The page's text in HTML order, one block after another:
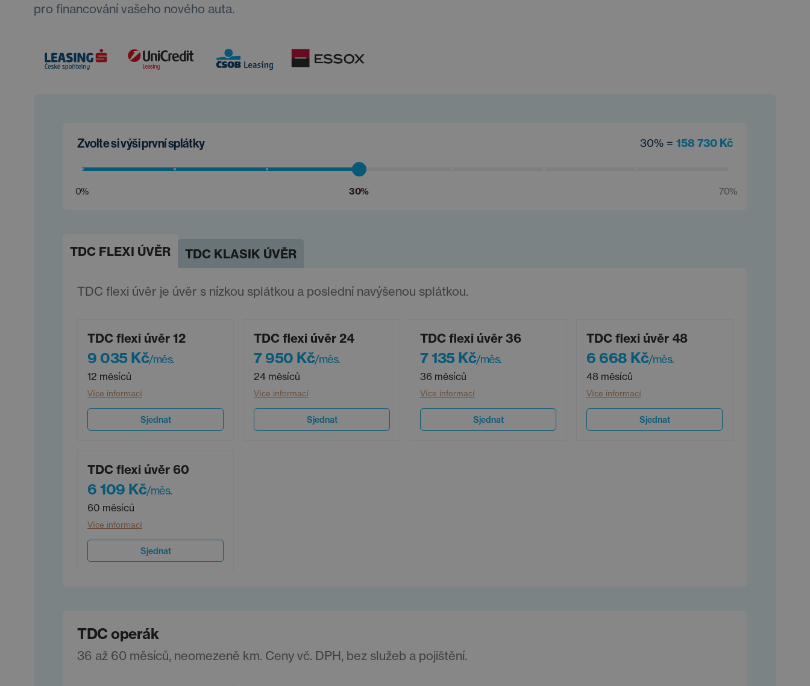
pro financování vašeho nového auta.
Zvolte si výši první splátky 30% = 158 730 Kč
0% 30% 70%
TDC FLEXI ÚVĚR TDC KLASIK ÚVĚR
TDC flexi úvěr je úvěr s nízkou splátkou a poslední navýšenou splátkou.
TDC flexi úvěr 12
9 035 Kč/měs.
12 měsíců
Více informací
Sjednat
TDC flexi úvěr 24
7 950 Kč/měs.
24 měsíců
Více informací
Sjednat
TDC flexi úvěr 36
7 135 Kč/měs.
36 měsíců
Více informací
Sjednat
TDC flexi úvěr 48
6 668 Kč/měs.
48 měsíců
Více informací
Sjednat
TDC flexi úvěr 60
6 109 Kč/měs.
60 měsíců
Více informací
Sjednat
TDC operák
36 až 60 měsíců, neomezeně km. Ceny vč. DPH, bez služeb a pojištění.